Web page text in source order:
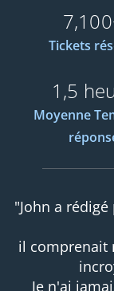
Tickets
1,5
Moyenne
"John a
il comprenait
Je n'ai